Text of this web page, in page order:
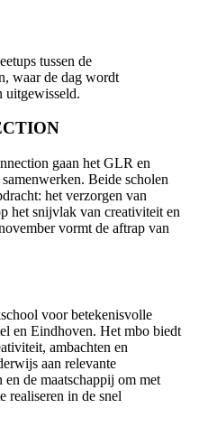
tussen de
waar de dag wordt
uitgewisseld.
gaan het GLR en
Beide scholen
het verzorgen van
het snijvlak van creativiteit en
vormt de aftrap van
voor betekenisvolle
en Eindhoven. Het mbo biedt
ambachten en
aan relevante
de maatschappij om met
realiseren in de snel